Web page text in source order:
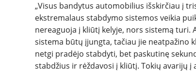
„Visus bandytus automobilius išskirčiau į
ekstremalaus stabdymo sistemos veikia
nereaguoja į kliūtį kelyje, nors sistemą
sistema būtų įjungta, tačiau jie neatpažino
netgi pradėjo stabdyti, bet paskutinę
stabdžius ir rėždavosi į kliūtį. Tokių avarijų